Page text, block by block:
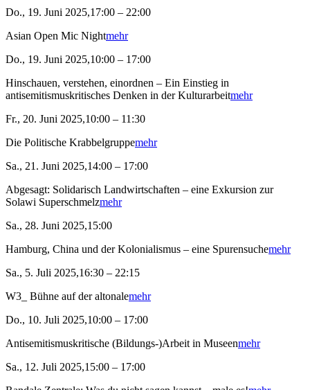
Do., 19. Juni 2025,17:00 – 22:00
Asian Open Mic Nightmehr
Do., 19. Juni 2025,10:00 – 17:00
Hinschauen, verstehen, einordnen – Ein Einstieg in
antisemitismuskritisches Denken in der Kulturarbeitmehr
Fr., 20. Juni 2025,10:00 – 11:30
Die Politische Krabbelgruppemehr
Sa., 21. Juni 2025,14:00 – 17:00
Abgesagt: Solidarisch Landwirtschaften – eine Exkursion zur
Solawi Superschmelzmehr
Sa., 28. Juni 2025,15:00
Hamburg, China und der Kolonialismus – eine Spurensuchemehr
Sa., 5. Juli 2025,16:30 – 22:15
W3_ Bühne auf der altonalemehr
Do., 10. Juli 2025,10:00 – 17:00
Antisemitismuskritische (Bildungs-)Arbeit in Museenmehr
Sa., 12. Juli 2025,15:00 – 17:00